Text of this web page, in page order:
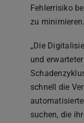
Fehlerrisiko
zu minimieren.
„Die
und
schnell die
suchen, die